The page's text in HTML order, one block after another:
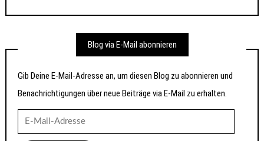
Blog via E-Mail abonnieren
Gib Deine E-Mail-Adresse an, um diesen Blog zu abonnieren und
Benachrichtigungen über neue Beiträge via E-Mail zu erhalten.
Mail-